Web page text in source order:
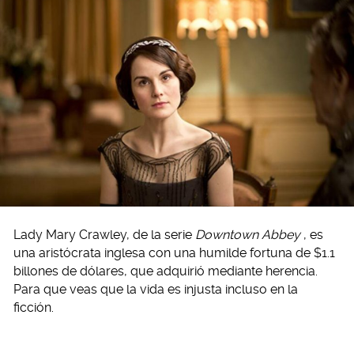
Lady Mary Crawley, de la serie Downtown Abbey , es
una aristócrata inglesa con una humilde fortuna de $1.1
billones de dólares, que adquirió mediante herencia.
Para que veas que la vida es injusta incluso en la
ficción.